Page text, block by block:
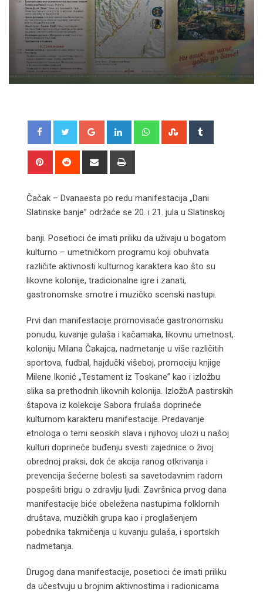
Google+ LinkedIn WhatsappStumbleUpon
Pinterest Reddit
Share
Čačak – Dvanaesta po redu manifestacija „Dani
Slatinske banje” održaće se 20. i 21. jula u Slatinskoj
banji. Posetioci će imati priliku da uživaju u bogatom
kulturno – umetničkom programu koji obuhvata
različite aktivnosti kulturnog karaktera kao što su
likovne kolonije, tradicionalne igre i zanati,
gastronomske smotre i muzičko scenski nastupi.
Prvi dan manifestacije promovisaće gastronomsku
ponudu, kuvanje gulaša i kačamaka, likovnu umetnost,
koloniju Milana Čakajca, nadmetanje u više različitih
sportova, fudbal, hajdučki višeboj, promociju knjige
Milene Ikonić „Testament iz Toskane” kao i izložbu
slika sa prethodnih likovnih kolonija. IzložbA pastirskih
štapova iz kolekcije Sabora frulaša doprineće
kulturnom karakteru manifestacije. Predavanje
etnologa o temi seoskih slava i njihovoj ulozi u našoj
kulturi doprineće buđenju svesti zajednice o živoj
obrednoj praksi, dok će akcija ranog otkrivanja i
prevencija šećerne bolesti sa savetodavnim radom
pospešiti brigu o zdravlju ljudi. Završnica prvog dana
manifestacije biće obeležena nastupima folklornih
društava, muzičkih grupa kao i proglašenjem
pobednika takmičenja u kuvanju gulaša, i sportskih
nadmetanja.
Drugog dana manifestacije, posetioci će imati priliku
da učestvuju u brojnim aktivnostima i radionicama